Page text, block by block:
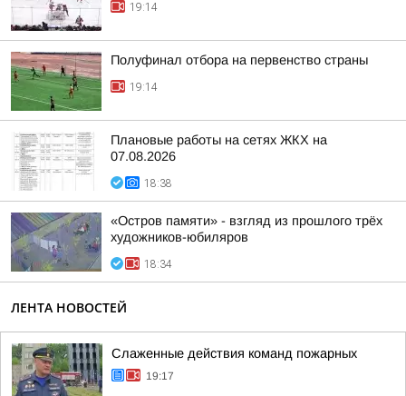
19:14
Полуфинал отбора на первенство страны
19:14
Плановые работы на сетях ЖКХ на
07.08.2026
18:38
«Остров памяти» - взгляд из прошлого трёх
художников-юбиляров
18:34
ЛЕНТА НОВОСТЕЙ
Слаженные действия команд пожарных
19:17